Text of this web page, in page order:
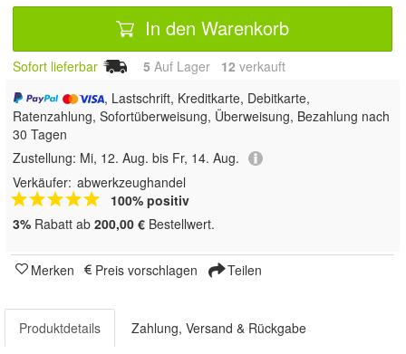
In den Warenkorb
Sofort lieferbar 5 Auf Lager 12 verkauft
, Lastschrift, Kreditkarte, Debitkarte,
Ratenzahlung, Sofortüberweisung, Überweisung, Bezahlung nach
30 Tagen
Zustellung: Mi, 12. Aug. bis Fr, 14. Aug.
Verkäufer: abwerkzeughandel
100% positiv
3% Rabatt ab 200,00 € Bestellwert.
Merken Preis vorschlagen Teilen
Produktdetails Zahlung, Versand & Rückgabe